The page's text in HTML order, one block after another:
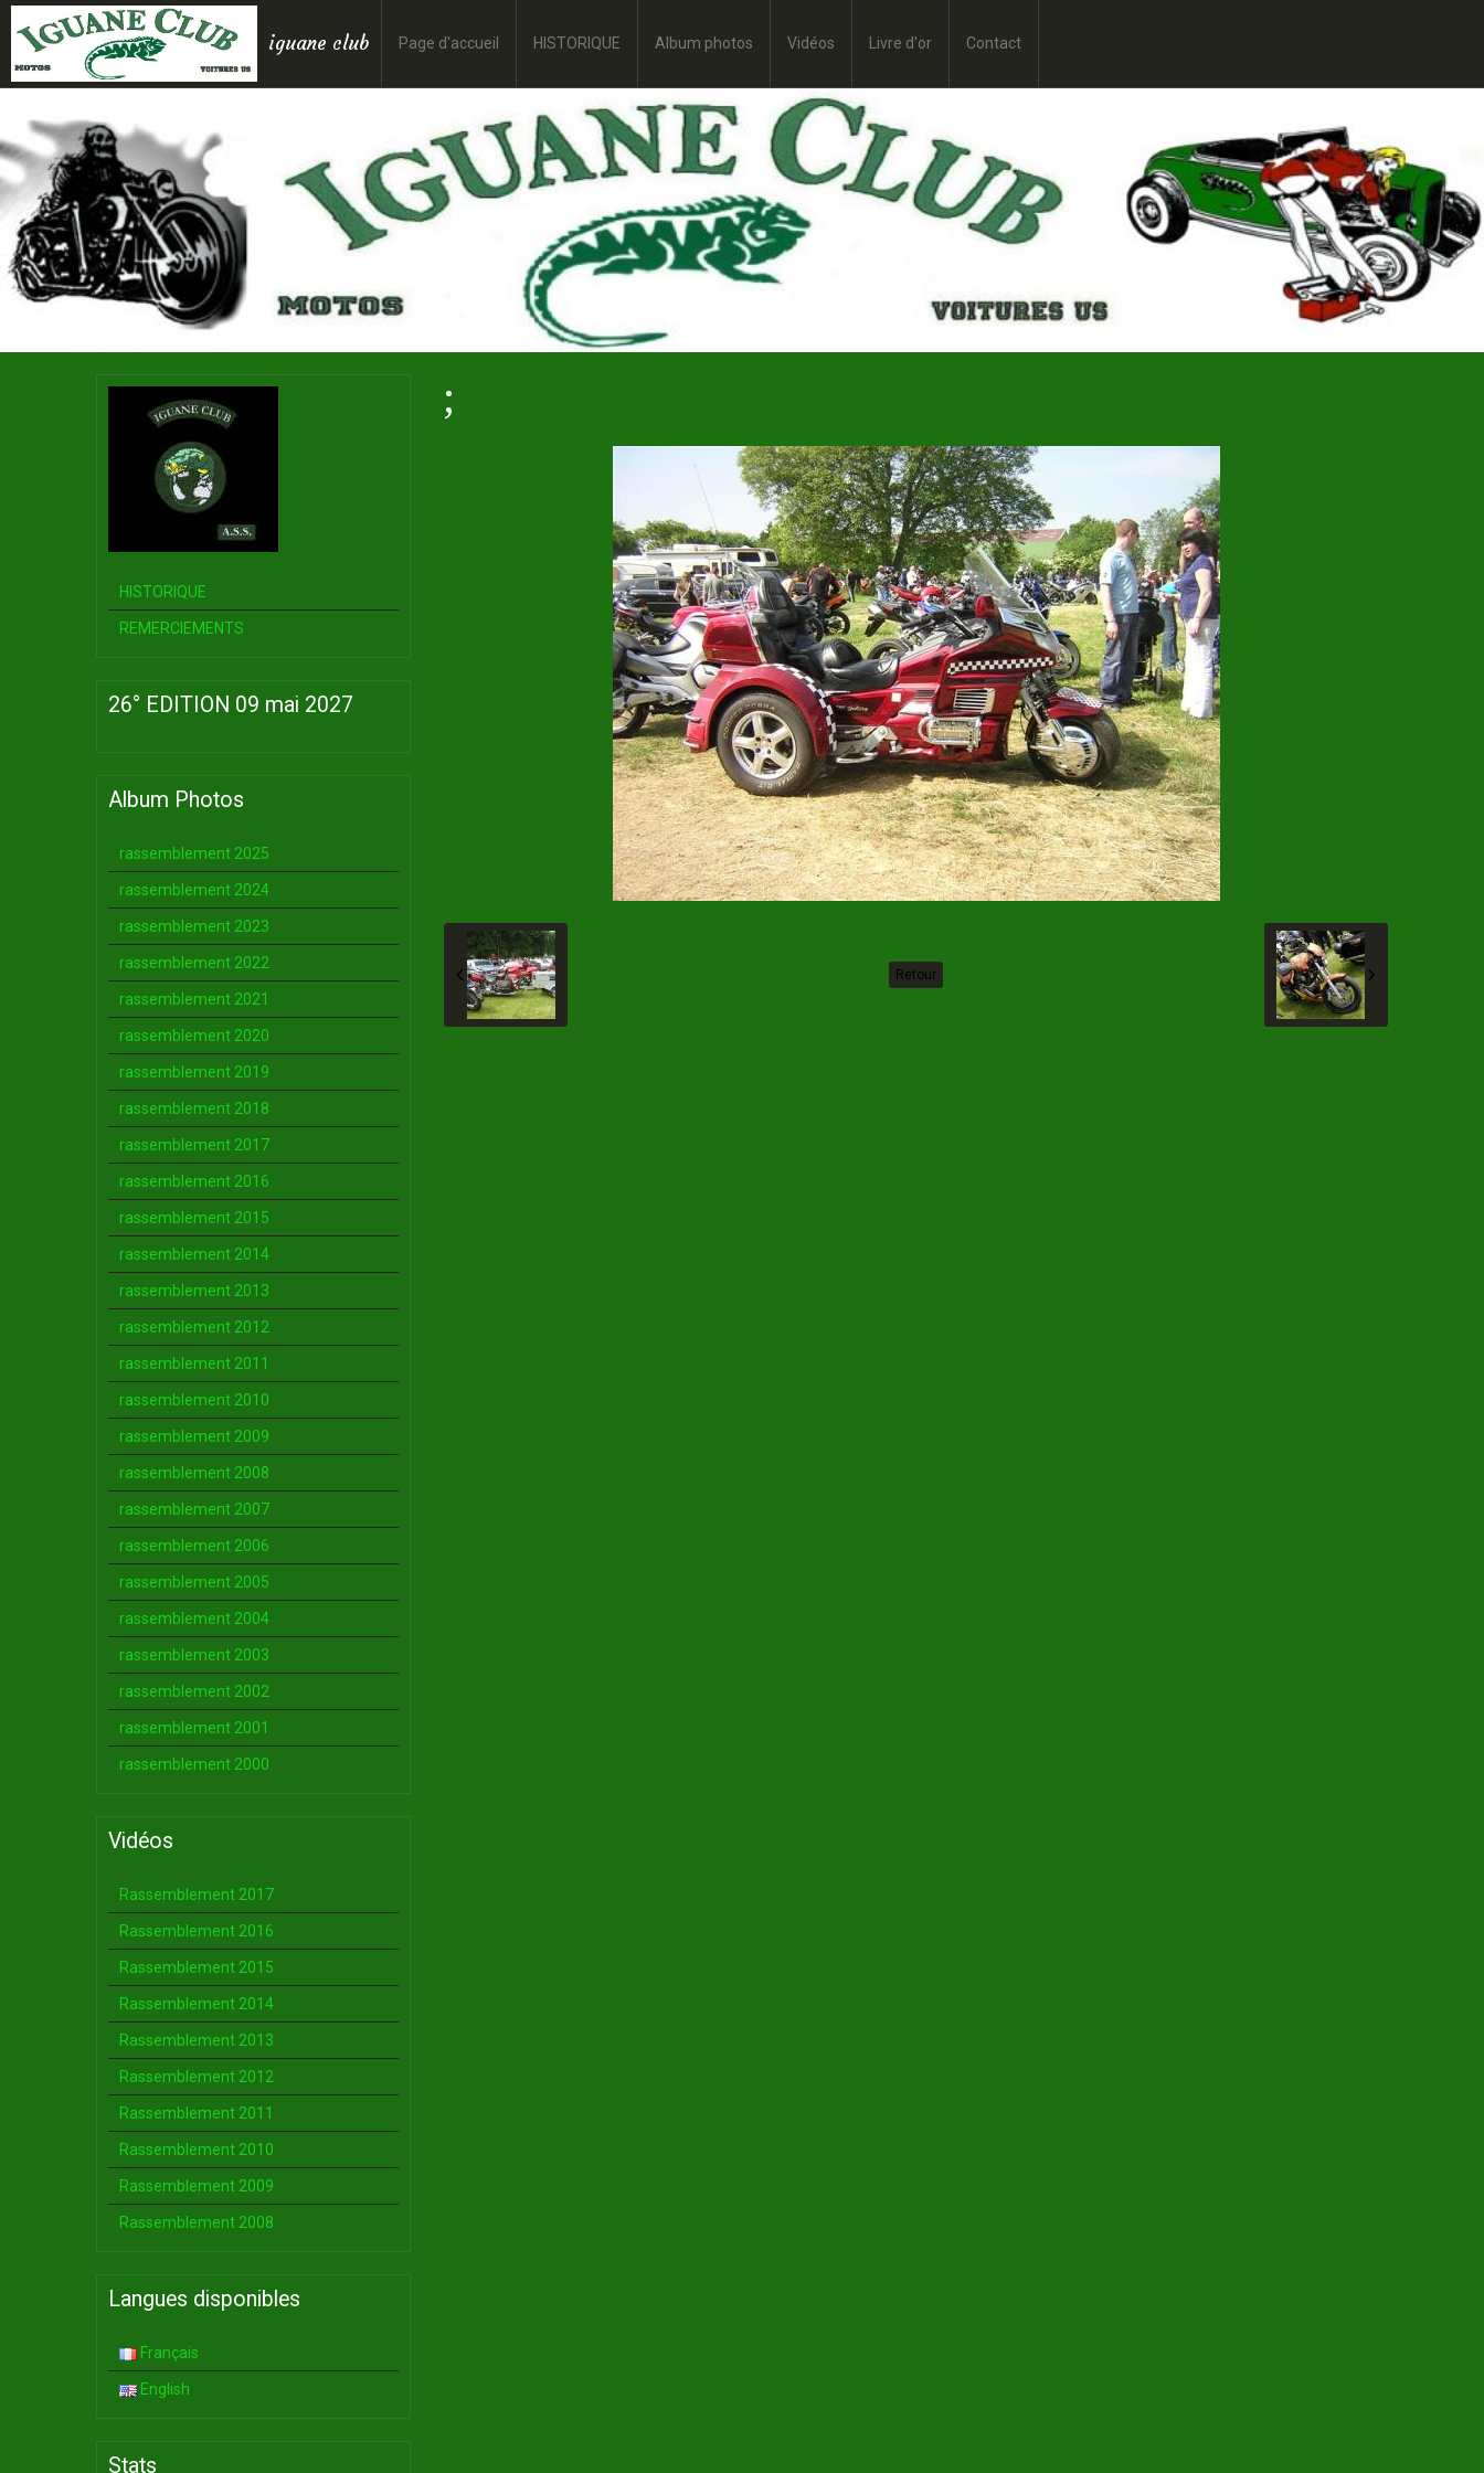
iguane club Page d'accueil HISTORIQUE Album photos Vidéos Livre d'or Contact
;
Retour
HISTORIQUE
REMERCIEMENTS
26° EDITION 09 mai 2027
Album Photos
rassemblement 2025
rassemblement 2024
rassemblement 2023
rassemblement 2022
rassemblement 2021
rassemblement 2020
rassemblement 2019
rassemblement 2018
rassemblement 2017
rassemblement 2016
rassemblement 2015
rassemblement 2014
rassemblement 2013
rassemblement 2012
rassemblement 2011
rassemblement 2010
rassemblement 2009
rassemblement 2008
rassemblement 2007
rassemblement 2006
rassemblement 2005
rassemblement 2004
rassemblement 2003
rassemblement 2002
rassemblement 2001
rassemblement 2000
Vidéos
Rassemblement 2017
Rassemblement 2016
Rassemblement 2015
Rassemblement 2014
Rassemblement 2013
Rassemblement 2012
Rassemblement 2011
Rassemblement 2010
Rassemblement 2009
Rassemblement 2008
Langues disponibles
Français
English
Stats